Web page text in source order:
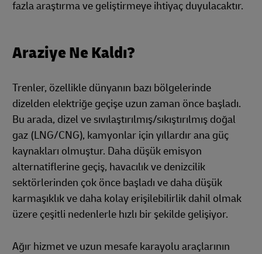
fazla araştırma ve geliştirmeye ihtiyaç duyulacaktır.
Araziye Ne Kaldı?
Trenler, özellikle dünyanın bazı bölgelerinde
dizelden elektriğe geçişe uzun zaman önce başladı.
Bu arada, dizel ve sıvılaştırılmış/sıkıştırılmış doğal
gaz (LNG/CNG), kamyonlar için yıllardır ana güç
kaynakları olmuştur. Daha düşük emisyon
alternatiflerine geçiş, havacılık ve denizcilik
sektörlerinden çok önce başladı ve daha düşük
karmaşıklık ve daha kolay erişilebilirlik dahil olmak
üzere çeşitli nedenlerle hızlı bir şekilde gelişiyor.
Ağır hizmet ve uzun mesafe karayolu araçlarının